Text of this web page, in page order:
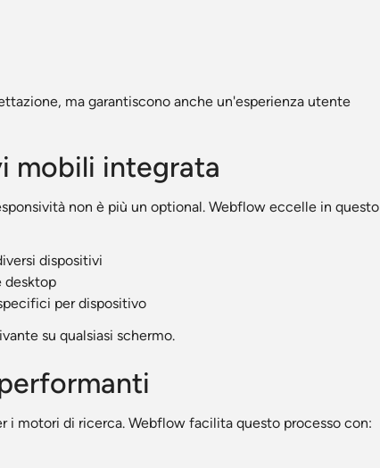
ma garantiscono anche un'esperienza utente
mobili integrata
non è più un optional. Webflow eccelle in questo
dispositivi
desktop
per dispositivo
su qualsiasi schermo.
i motori di ricerca. Webflow facilita questo processo con: